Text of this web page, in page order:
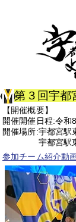
第３回宇都
【開催概要】
開催開催日程:令
開催場所:宇都宮駅
宇都宮駅東
参加チーム紹介動